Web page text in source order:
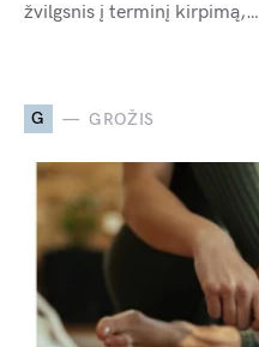
žvilgsnis į terminį kirpimą,…
G GROŽIS